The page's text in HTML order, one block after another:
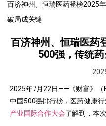
百济神州、恒瑞医药登榜2025
破局成关键
百济神州、恒瑞医药
500强，传统
2025年7月22日——《财富》（
中国500强排行榜，医药健康行
产业国际合作大会了解到，本